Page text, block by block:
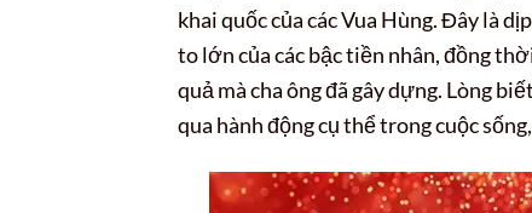
khai quốc của các Vua Hùng. Đây là
to lớn của các bậc tiền nhân, đồng
quả mà cha ông đã gây dựng. Lòng
qua hành động cụ thể trong cuộc